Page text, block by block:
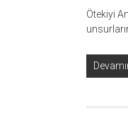
Ötekiyi